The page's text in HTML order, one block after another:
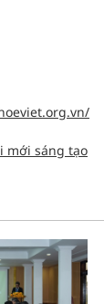
mới sáng tạo